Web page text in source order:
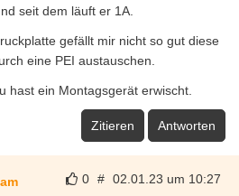
seit dem läuft er 1A.
gefällt mir nicht so gut diese
eine PEI austauschen.
hast ein Montagsgerät erwischt.
Zitieren Antworten
0 # 02.01.23 um 10:27